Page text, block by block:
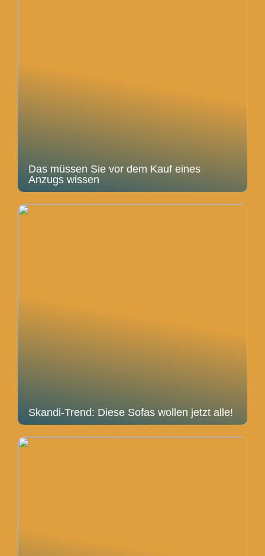
Das müssen Sie vor dem Kauf eines
Anzugs wissen
Skandi-Trend: Diese Sofas wollen jetzt alle!